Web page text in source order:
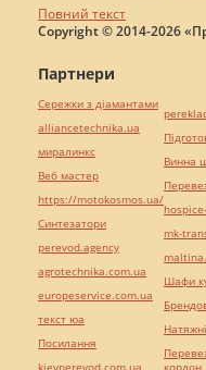
Повний текст
Copyright © 2014-2026
Партнери
Сережки з діамантами
alliancetechnika.ua
миралинкс
Веб мастер
https://motokosmos.ua/
Синтезатори
perevod.agency
agrotechnika.com.ua
europeservice.com.ua
текст юа
Посилання
kievperevod.com.ua
Винна
mk-
Шафи
кордон